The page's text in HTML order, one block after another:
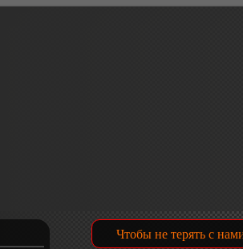
Чтобы не терять с